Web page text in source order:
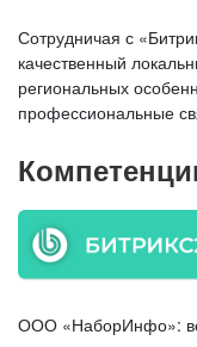
Сотрудничая с
качественный
региональных
профессиональные
ООО «НаборИнфо»: